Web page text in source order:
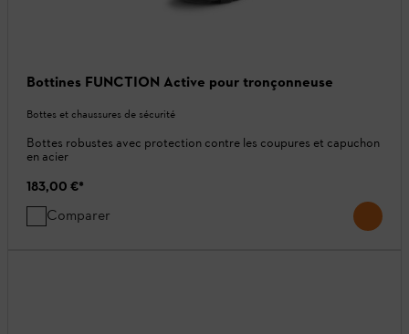
Bottines FUNCTION Active pour tronçonneuse
Bottes et chaussures de sécurité
Bottes robustes avec protection contre les coupures et capuchon
en acier
183,00 €*
Comparer